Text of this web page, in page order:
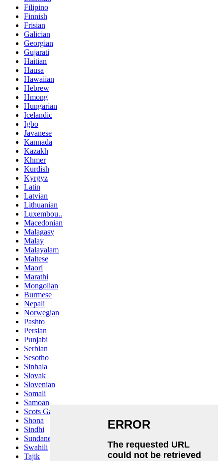
Filipino
Finnish
Frisian
Galician
Georgian
Gujarati
Haitian
Hausa
Hawaiian
Hebrew
Hmong
Hungarian
Icelandic
Igbo
Javanese
Kannada
Kazakh
Khmer
Kurdish
Kyrgyz
Latin
Latvian
Lithuanian
Luxembou..
Macedonian
Malagasy
Malay
Malayalam
Maltese
Maori
Marathi
Mongolian
Burmese
Nepali
Norwegian
Pashto
Persian
Punjabi
Serbian
Sesotho
Sinhala
Slovak
Slovenian
Somali
Samoan
Scots Gaelic
Shona
Sindhi
Sundanese
Swahili
Tajik